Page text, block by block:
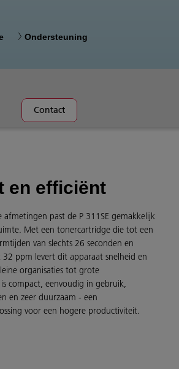
Ondersteuning
Contact
en efficiënt
afmetingen past de P 311SE gemakkelijk
Met een tonercartridge die tot een
van slechts 26 seconden en
ppm levert dit apparaat snelheid en
organisaties tot grote
compact, eenvoudig in gebruik,
en zeer duurzaam - een
voor een hogere productiviteit.